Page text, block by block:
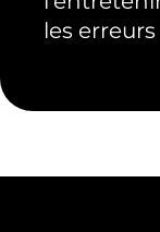
les